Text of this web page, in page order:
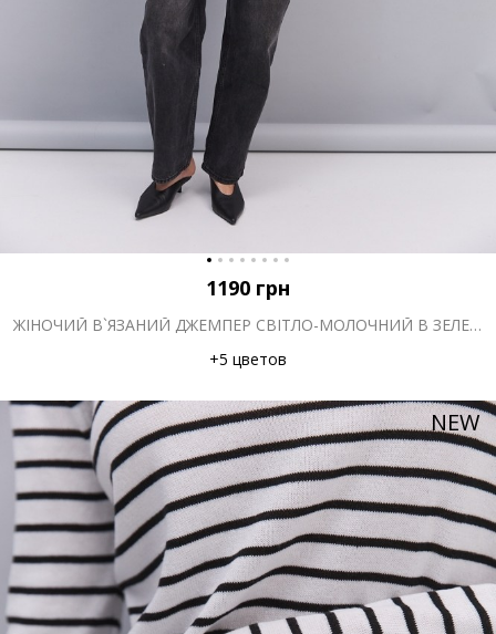
1190 грн
ЖІНОЧИЙ В`ЯЗАНИЙ ДЖЕМПЕР СВІТЛО-МОЛОЧНИЙ В ЗЕЛЕНУ СМУЖКУ
+5 цветов
NEW